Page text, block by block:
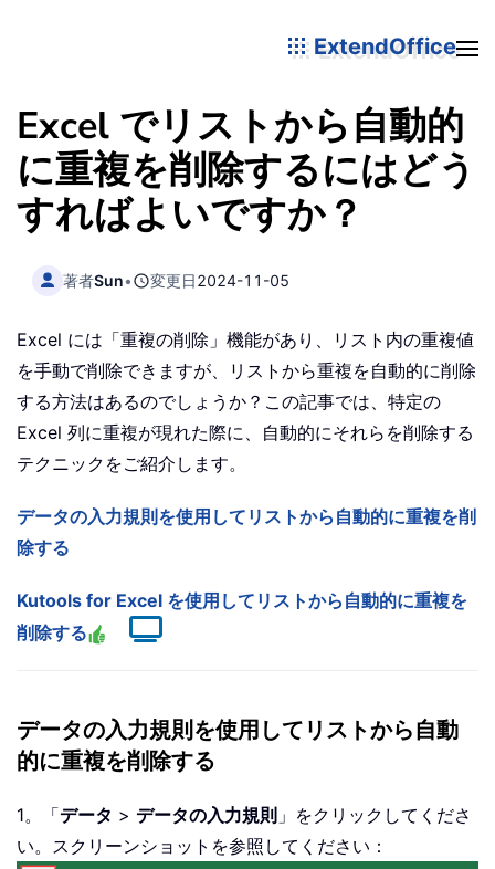
ExtendOffice
Excel でリストから自動的
に重複を削除するにはどう
すればよいですか？
著者Sun• 変更日2024-11-05
Excel には「重複の削除」機能があり、リスト内の重複値
を手動で削除できますが、リストから重複を自動的に削除
する方法はあるのでしょうか？この記事では、特定の
Excel 列に重複が現れた際に、自動的にそれらを削除する
テクニックをご紹介します。
データの入力規則を使用してリストから自動的に重複を削
除する
Kutools for Excel を使用してリストから自動的に重複を
削除する
データの入力規則を使用してリストから自動
的に重複を削除する
1。「データ > データの入力規則 」をクリックしてくださ
い。スクリーンショットを参照してください：